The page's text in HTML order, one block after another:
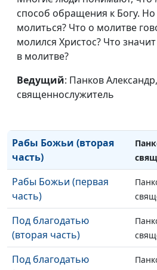
способ обращения к Богу.
молиться? Что о молитве
молился Христос? Что
в молитве?
Ведущий: Панков Александр,
священнослужитель
Чрезвычайная
греховность (первая
часть)
(вторая часть)
Мы уже не под законом
Рабы Божьи (вторая
часть)
Рабы Божьи (первая
часть)
Под благодатью
(вторая часть)
Под благодатью